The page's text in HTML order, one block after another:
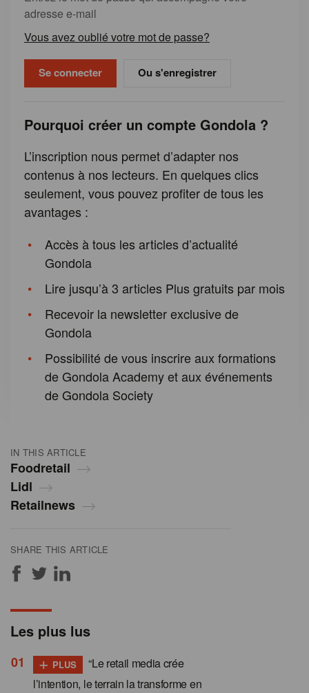
IN THIS ARTICLE
Foodretail
Lidl
Retailnews
SHARE THIS ARTICLE
adresse e-mail
Vous avez oublié votre mot de passe?
Ou s'enregistrer
Pourquoi créer un compte Gondola ?
L’inscription nous permet d’adapter nos
contenus à nos lecteurs. En quelques clics
seulement, vous pouvez profiter de tous les
avantages :
Accès à tous les articles d’actualité
Gondola
Lire jusqu’à 3 articles Plus gratuits par mois
Recevoir la newsletter exclusive de
Gondola
Possibilité de vous inscrire aux formations
de Gondola Academy et aux événements
de Gondola Society
Les plus lus
+ PLUS
“Le retail media crée
l’intention, le terrain la transforme en